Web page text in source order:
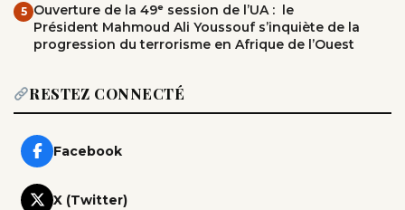
5 Ouverture de la 49ᵉ session de l’UA : le
Président Mahmoud Ali Youssouf s’inquiète de la
progression du terrorisme en Afrique de l’Ouest
RESTEZ CONNECTÉ
Facebook
X (Twitter)